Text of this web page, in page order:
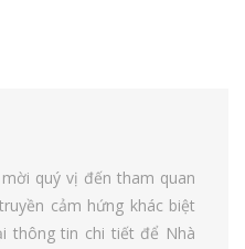
quý vị đến tham quan
cảm hứng khác biệt
thông tin chi tiết để Nhà